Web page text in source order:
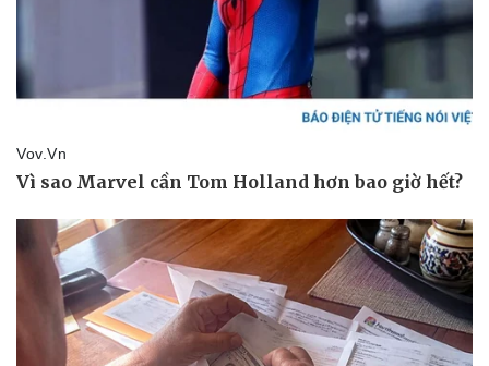
Lịch thi đấu bóng đá
Thế giới thể thao
Hậu trường
Ô tô - Xe máy
Ô tô
Xe máy
Tư vấn